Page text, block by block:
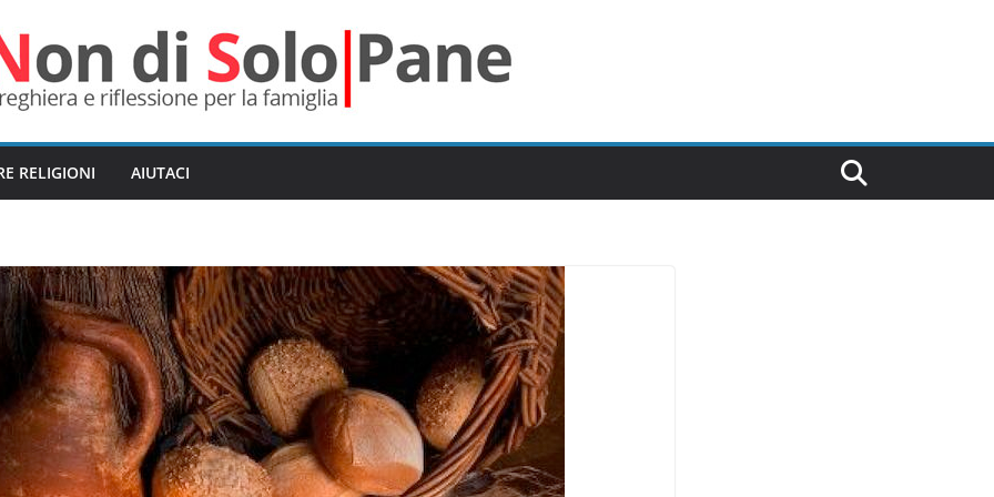
RELIGIONI AIUTACI